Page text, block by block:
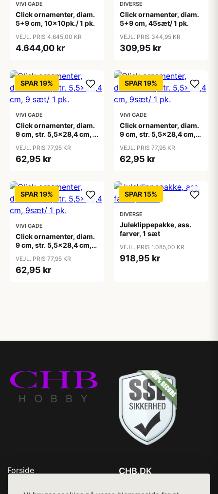
VIVI GADE
Click ornamenter, diam.
5+9 cm, 10x10pk./ 1 pk.
VEJL. PRIS 4.645,00 KR
4.644,00 kr
DIVERSE
Click ornamenter, diam.
5+9 cm, 45sæt/ 1 pk.
VEJL. PRIS 344,95 KR
309,95 kr
SPAR 19%
VIVI GADE
Click ornamenter, diam.
9 cm, str. 5,5x28,4 cm, 9
VEJL. PRIS 77,95 KR
62,95 kr
SPAR 19%
VIVI GADE
Click ornamenter, diam.
9 cm, str. 5,5x28,4 cm,
VEJL. PRIS 77,95 KR
62,95 kr
SPAR 19%
VIVI GADE
Click ornamenter, diam.
9 cm, str. 5,5x28,4 cm,
VEJL. PRIS 77,95 KR
62,95 kr
SPAR 15%
DIVERSE
Juleklippepakke, ass.
farver, 1 sæt
VEJL. PRIS 1.085,00 KR
918,95 kr
Forside
CHB.DK